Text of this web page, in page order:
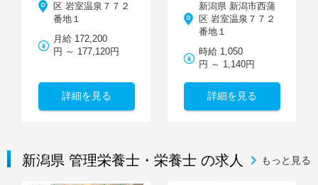
区 岩室温泉７７２
番地１
月給 172,200
円 ～ 177,120円
詳細を見る
新潟県 新潟市西蒲
区 岩室温泉７７２
番地１
時給 1,050
円 ～ 1,140円
詳細を見る
新潟県 管理栄養士・栄養士 の求人 もっと見る